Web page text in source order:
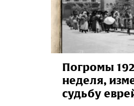
Погромы 1929
неделя,
судьбу